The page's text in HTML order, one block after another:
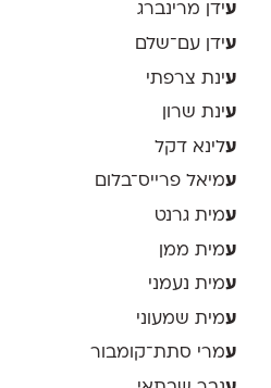
עידן מרינברג
עידן עם־שלם
עינת צרפתי
עינת שרון
עלינא דקל
עמיאל פרייס־בלום
עמית גרנט
עמית ממן
עמית נעמני
עמית שמעוני
עמרי סתת־קומבור